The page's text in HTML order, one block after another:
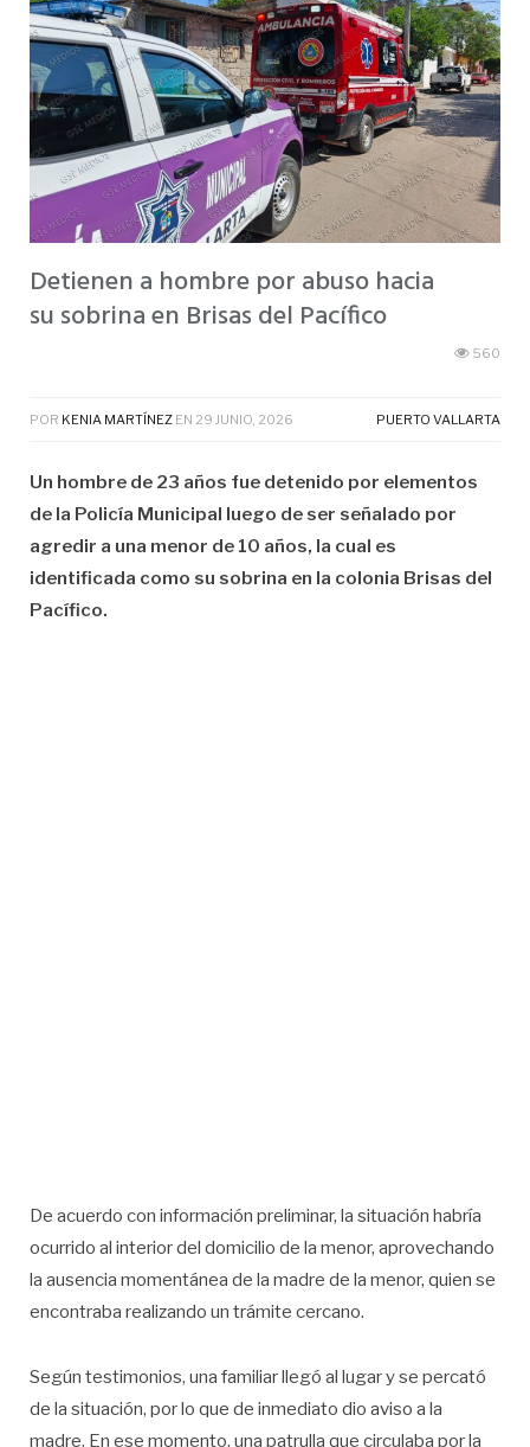
Detienen a hombre por abuso hacia
su sobrina en Brisas del Pacífico
560
POR KENIA MARTÍNEZ EN 29 JUNIO, 2026 PUERTO VALLARTA
Un hombre de 23 años fue detenido por elementos
de la Policía Municipal luego de ser señalado por
agredir a una menor de 10 años, la cual es
identificada como su sobrina en la colonia Brisas del
Pacífico.
De acuerdo con información preliminar, la situación habría
ocurrido al interior del domicilio de la menor, aprovechando
la ausencia momentánea de la madre de la menor, quien se
encontraba realizando un trámite cercano.
Según testimonios, una familiar llegó al lugar y se percató
de la situación, por lo que de inmediato dio aviso a la
madre. En ese momento, una patrulla que circulaba por la